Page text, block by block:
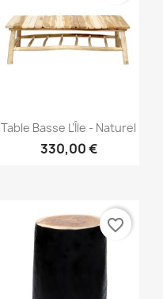
 Aperçu rapide
Table Basse L’Île - Naturel
330,00 €
favorite_border